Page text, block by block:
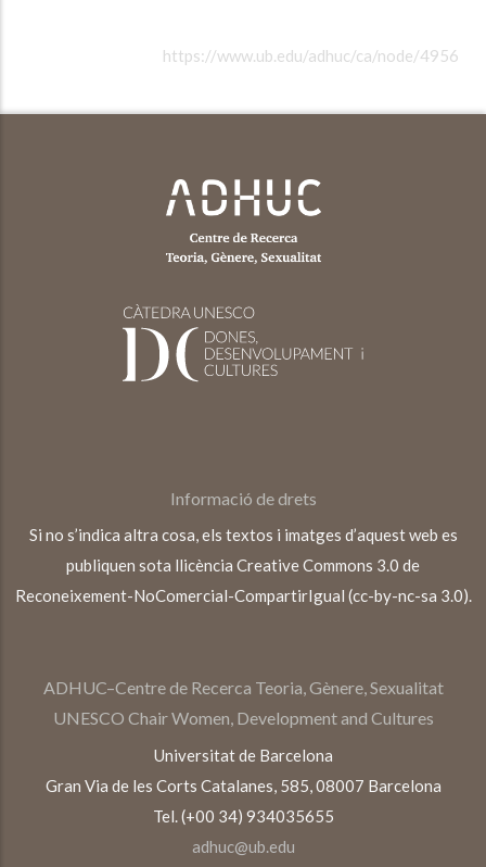
https://www.ub.edu/adhuc/ca/node/4956
Informació de drets
Si no s’indica altra cosa, els textos i imatges d’aquest web es
publiquen sota llicència Creative Commons 3.0 de
Reconeixement-NoComercial-CompartirIgual (cc-by-nc-sa 3.0).
ADHUC–Centre de Recerca Teoria, Gènere, Sexualitat
UNESCO Chair Women, Development and Cultures
Universitat de Barcelona
Gran Via de les Corts Catalanes, 585, 08007 Barcelona
Tel. (+00 34) 934035655
adhuc@ub.edu